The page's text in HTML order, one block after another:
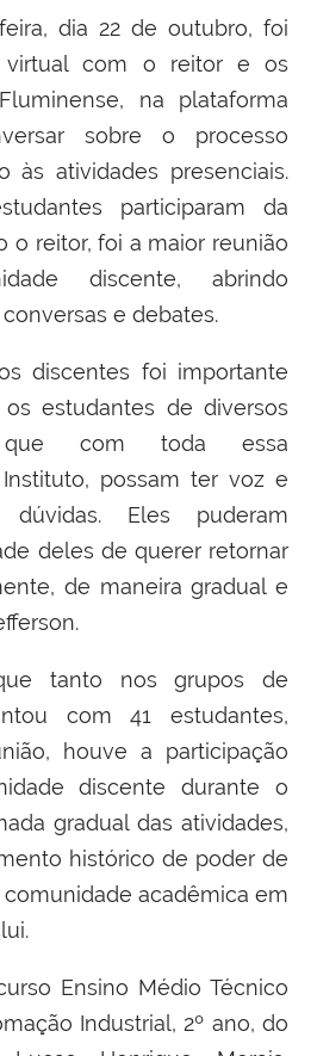
dia 22 de outubro, foi
virtual com o reitor e os
na plataforma
sobre o processo
às atividades presenciais.
participaram da
o reitor, foi a maior reunião
discente, abrindo
e debates.
discentes foi importante
estudantes de diversos
com toda essa
possam ter voz e
dúvidas. Eles puderam
deles de querer retornar
de maneira gradual e
tanto nos grupos de
com 41 estudantes,
houve a participação
discente durante o
gradual das atividades,
histórico de poder de
comunidade acadêmica em
Ensino Médio Técnico
Industrial, 2º ano, do